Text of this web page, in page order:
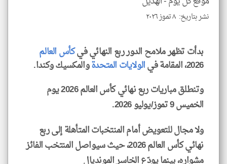
نشر بتاريخ: ٨ تموز ٢٠٢٦
بدأت تظهر ملامح الدور ربع النهائي فيكأس العالم
2026، المقامة في
الولايات المتحدةوالمكسيك وكندا.
وتنطلق مباريات ربع نهائي كأس العالم 2026 يوم
الخميس 9 تموز/يوليو 2026.
ولا مجال للتعويض أمام المنتخبات المتأهلة إلى ربع
نهائي كأس العالم 2026، حيث سيواصل المنتخب الفائز
مشواره، بينما يودّع الخاسر المونديال
klyoum.com